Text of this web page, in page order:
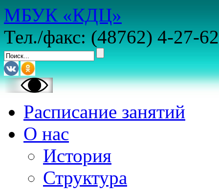
МБУК «КДЦ»
Тел./факс: (48762) 4-27-62
Расписание занятий
О нас
История
Структура